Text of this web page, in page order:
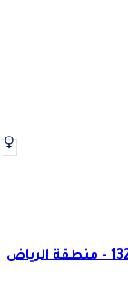
الشيخ عبد العزيز بن عبدالرحمن بن بشر - 13223 - منطقة الرياض